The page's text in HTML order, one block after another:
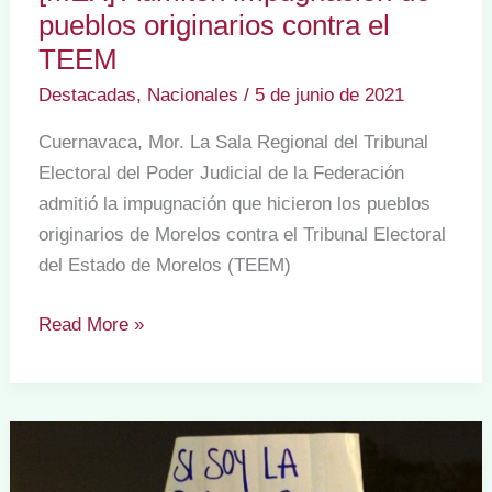
pueblos originarios contra el
TEEM
Destacadas, Nacionales / 5 de junio de 2021
Cuernavaca, Mor. La Sala Regional del Tribunal
Electoral del Poder Judicial de la Federación
admitió la impugnación que hicieron los pueblos
originarios de Morelos contra el Tribunal Electoral
del Estado de Morelos (TEEM)
[MEX]
impugnación
Read More »